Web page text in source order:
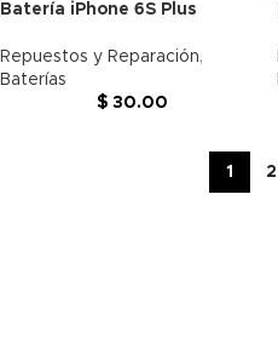
Batería iPhone 6S Plus
Repuestos y Reparación,
Baterías
$ 30.00
1 2